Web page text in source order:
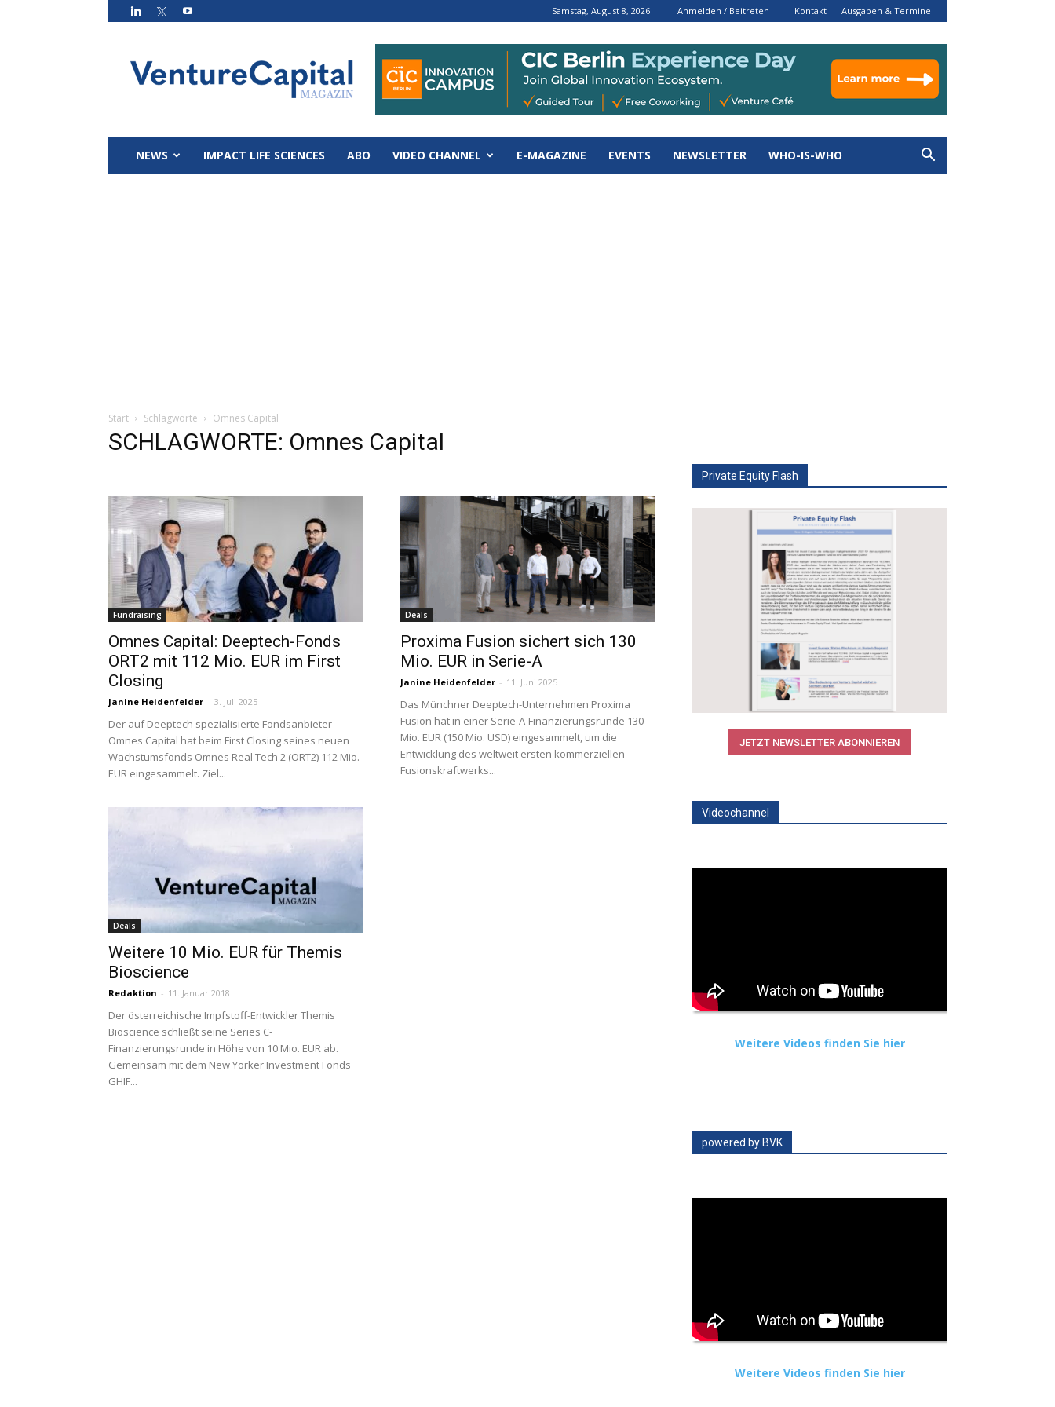
Samstag, August 8, 2026 Anmelden / Beitreten Kontakt Ausgaben & Termine
Magazin
NEWS IMPACT LIFE SCIENCES ABO VIDEO CHANNEL E-MAGAZINE EVENTS NEWSLETTER WHO-IS-WHO
Start Schlagworte Omnes Capital
SCHLAGWORTE: Omnes Capital
Fundraising
Omnes Capital: Deeptech-Fonds
ORT2 mit 112 Mio. EUR im First
Closing
Janine Heidenfelder - 3. Juli 2025
Der auf Deeptech spezialisierte Fondsanbieter
Omnes Capital hat beim First Closing seines neuen
Wachstumsfonds Omnes Real Tech 2 (ORT2) 112 Mio.
EUR eingesammelt. Ziel...
Deals
Proxima Fusion sichert sich 130
Mio. EUR in Serie-A
Janine Heidenfelder - 11. Juni 2025
Das Münchner Deeptech-Unternehmen Proxima
Fusion hat in einer Serie-A-Finanzierungsrunde 130
Mio. EUR (150 Mio. USD) eingesammelt, um die
Entwicklung des weltweit ersten kommerziellen
Fusionskraftwerks...
Deals
Weitere 10 Mio. EUR für Themis
Bioscience
Redaktion - 11. Januar 2018
Der österreichische Impfstoff-Entwickler Themis
Bioscience schließt seine Series C-
Finanzierungsrunde in Höhe von 10 Mio. EUR ab.
Gemeinsam mit dem New Yorker Investment Fonds
GHIF...
Private Equity Flash
JETZT NEWSLETTER ABONNIEREN
Videochannel
Weitere Videos finden Sie hier
powered by BVK
Weitere Videos finden Sie hier